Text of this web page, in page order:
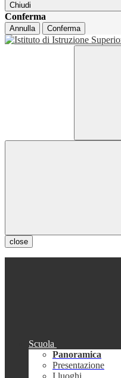
Chiudi
Conferma
Annulla Conferma
close
Scuola
Panoramica
Presentazione